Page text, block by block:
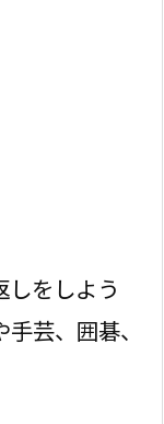
しをしよう
芸、囲碁、